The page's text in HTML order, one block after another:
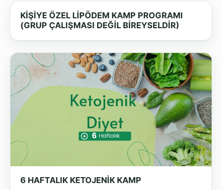
KİŞİYE ÖZEL LİPÖDEM KAMP PROGRAMI
(GRUP ÇALIŞMASI DEĞİL BİREYSELDİR)
6 HAFTALIK KETOJENİK KAMP